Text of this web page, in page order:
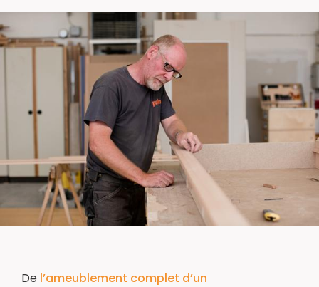
De l’ameublement complet d’un